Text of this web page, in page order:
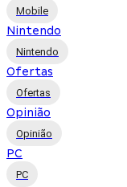
Mobile
Nintendo
Nintendo
Ofertas
Ofertas
Opinião
Opinião
PC
PC